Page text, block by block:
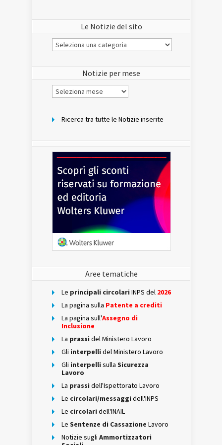
Le Notizie del sito
Le
Notizie
Notizie per mese
Notizie
per
Ricerca tra tutte le Notizie inserite
Aree tematiche
Le principali circolari INPS del 2026
La pagina sulla Patente a crediti
La pagina sull'Assegno di
Inclusione
La prassi del Ministero Lavoro
Gli interpelli del Ministero Lavoro
Gli interpelli sulla Sicurezza
Lavoro
La prassi dell'Ispettorato Lavoro
Le circolari/messaggi dell'INPS
Le circolari dell'INAIL
Le Sentenze di Cassazione Lavoro
Notizie sugli Ammortizzatori